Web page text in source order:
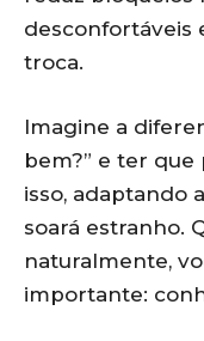
desconfortáveis
troca.
Imagine a
bem?” e ter
isso, adaptando
soará estranho.
naturalmente,
importante: